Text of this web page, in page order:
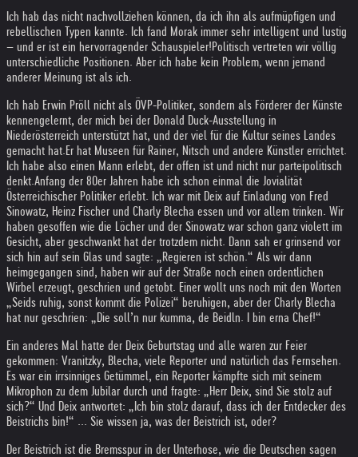
Ich hab das nicht nachvollziehen können, da ich ihn als aufmüpfigen und
rebellischen Typen kannte. Ich fand Morak immer sehr intelligent und lustig
– und er ist ein hervorragender Schauspieler!Politisch vertreten wir völlig
unterschiedliche Positionen. Aber ich habe kein Problem, wenn jemand
anderer Meinung ist als ich.
Ich hab Erwin Pröll nicht als ÖVP-Politiker, sondern als Förderer der Künste
kennengelernt, der mich bei der Donald Duck-Ausstellung in
Niederösterreich unterstützt hat, und der viel für die Kultur seines Landes
gemacht hat.Er hat Museen für Rainer, Nitsch und andere Künstler errichtet.
Ich habe also einen Mann erlebt, der offen ist und nicht nur parteipolitisch
denkt.Anfang der 80er Jahren habe ich schon einmal die Jovialität
Österreichischer Politiker erlebt. Ich war mit Deix auf Einladung von Fred
Sinowatz, Heinz Fischer und Charly Blecha essen und vor allem trinken. Wir
haben gesoffen wie die Löcher und der Sinowatz war schon ganz violett im
Gesicht, aber geschwankt hat der trotzdem nicht. Dann sah er grinsend vor
sich hin auf sein Glas und sagte: „Regieren ist schön.“ Als wir dann
heimgegangen sind, haben wir auf der Straße noch einen ordentlichen
Wirbel erzeugt, geschrien und getobt. Einer wollt uns noch mit den Worten
„Seids ruhig, sonst kommt die Polizei“ beruhigen, aber der Charly Blecha
hat nur geschrien: „Die soll’n nur kumma, de Beidln. I bin erna Chef!“
Ein anderes Mal hatte der Deix Geburtstag und alle waren zur Feier
gekommen: Vranitzky, Blecha, viele Reporter und natürlich das Fernsehen.
Es war ein irrsinniges Getümmel, ein Reporter kämpfte sich mit seinem
Mikrophon zu dem Jubilar durch und fragte: „Herr Deix, sind Sie stolz auf
sich?“ Und Deix antwortet: „Ich bin stolz darauf, dass ich der Entdecker des
Beistrichs bin!“ ... Sie wissen ja, was der Beistrich ist, oder?
Der Beistrich ist die Bremsspur in der Unterhose, wie die Deutschen sagen